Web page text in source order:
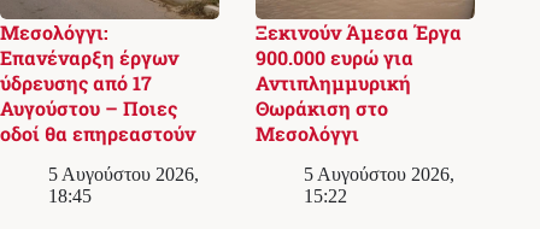
Μεσολόγγι:
Επανέναρξη έργων
ύδρευσης από 17
Αυγούστου – Ποιες
οδοί θα επηρεαστούν
5 Αυγούστου 2026,
18:45
Ξεκινούν Άμεσα Έργα
900.000 ευρώ για
Αντιπλημμυρική
Θωράκιση στο
Μεσολόγγι
5 Αυγούστου 2026,
15:22